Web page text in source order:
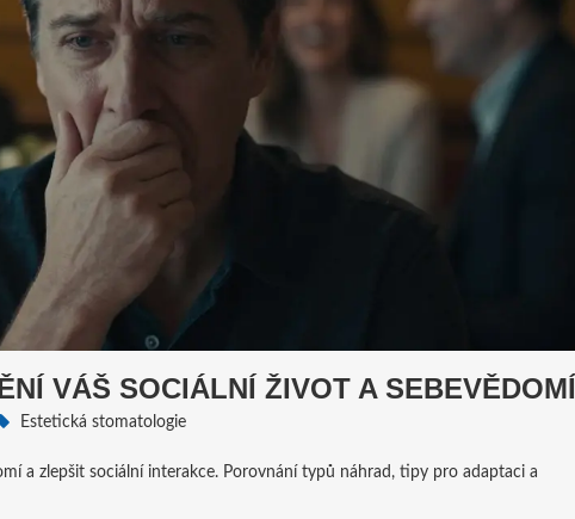
VÁŠ SOCIÁLNÍ ŽIVOT A SEBEVĚDOMÍ
Estetická stomatologie
a zlepšit sociální interakce. Porovnání typů náhrad, tipy pro adaptaci a